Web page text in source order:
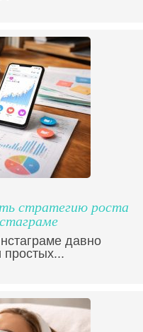
стратегию роста
давно